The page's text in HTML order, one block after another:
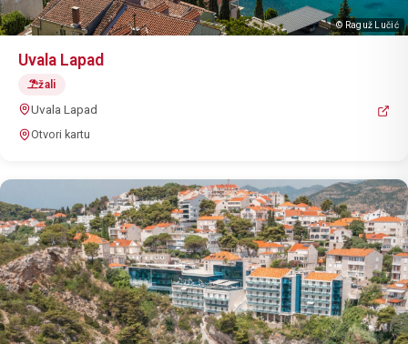
© Raguž Lučić
Uvala Lapad
žali
Uvala Lapad
Otvori kartu